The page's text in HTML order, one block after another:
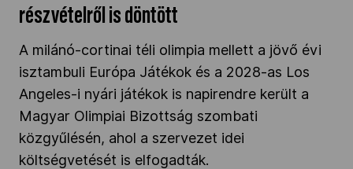
részvételről is döntött
A milánó-cortinai téli olimpia mellett a jövő évi
isztambuli Európa Játékok és a 2028-as Los
Angeles-i nyári játékok is napirendre került a
Magyar Olimpiai Bizottság szombati
közgyűlésén, ahol a szervezet idei
költségvetését is elfogadták.